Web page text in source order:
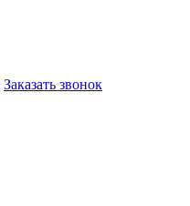
Заказать звонок